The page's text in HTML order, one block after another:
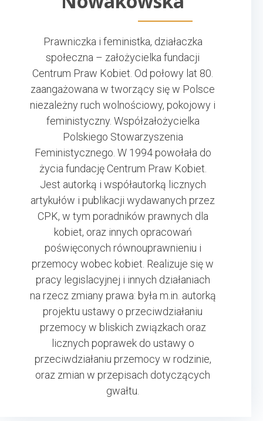
Prawniczka i feministka, działaczka
społeczna – założycielka fundacji
Centrum Praw Kobiet. Od połowy lat 80.
zaangażowana w tworzący się w Polsce
niezależny ruch wolnościowy, pokojowy i
feministyczny. Współzałożycielka
Polskiego Stowarzyszenia
Feministycznego. W 1994 powołała do
życia fundację Centrum Praw Kobiet.
Jest autorką i współautorką licznych
artykułów i publikacji wydawanych przez
CPK, w tym poradników prawnych dla
kobiet, oraz innych opracowań
poświęconych równouprawnieniu i
przemocy wobec kobiet. Realizuje się w
pracy legislacyjnej i innych działaniach
na rzecz zmiany prawa: była m.in. autorką
projektu ustawy o przeciwdziałaniu
przemocy w bliskich związkach oraz
licznych poprawek do ustawy o
przeciwdziałaniu przemocy w rodzinie,
oraz zmian w przepisach dotyczących
gwałtu.